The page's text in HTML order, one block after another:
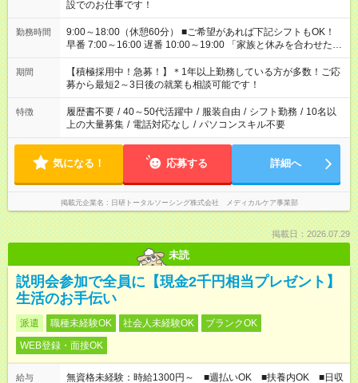
設でのお仕事です！
勤務時間
9:00～18:00（休憩60分） ■ご希望があれば下記シフトもOK！
早番 7:00～16:00 遅番 10:00～19:00 「家族と休みを合わせた
い」 「余裕を持って夕飯の準備がしたい」 「できれば残業はし
たくない」 など、ご希望を教えてくださいね。 ※Wワーク希望
の方へ 今ご覧のお仕事で希望する勤務時間と、もう1つのお仕事
の勤務時間。 合計で週40時間を超える場合は応募できません。
期間
【積極採用中！急募！】＊1年以上勤務している方が多数！ご応
募から最短2～3日後の就業も相談可能です！
特徴 履歴書不要 / 40～50代活躍中 / 服装自由 / シフト勤務 / 10名以
上の大量募集 / 電話対応なし / パソコンスキル不要
気になる！ 応募する 詳細へ
掲載元企業名 日研トータルソーシング株式会社 メディカルケア事業部
掲載日：2026.07.29
未読
説明会参加で全員に【現金2千円相当プレゼント】
生活のお手伝い
派遣 職種未経験OK 社会人未経験OK
ブランクOK
WEB登録・面接OK
給与
無資格未経験：時給1300円～ ■週払いOK ■扶養内OK ■日収